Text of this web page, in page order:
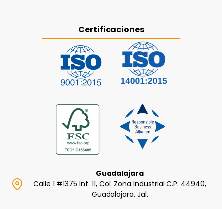
Certificaciones
Guadalajara
Calle 1 #1375 Int. 11, Col. Zona Industrial C.P. 44940,
Guadalajara, Jal.